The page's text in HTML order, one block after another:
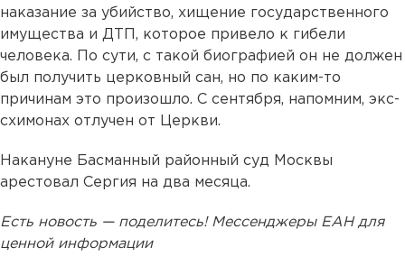
наказание за убийство, хищение государственного
имущества и ДТП, которое привело к гибели
человека. По сути, с такой биографией он не должен
был получить церковный сан, но по каким-то
причинам это произошло. С сентября, напомним, экс-
схимонах отлучен от Церкви.
Накануне Басманный районный суд Москвы
арестовал Сергия на два месяца.
Есть новость — поделитесь! Мессенджеры ЕАН для
ценной информации